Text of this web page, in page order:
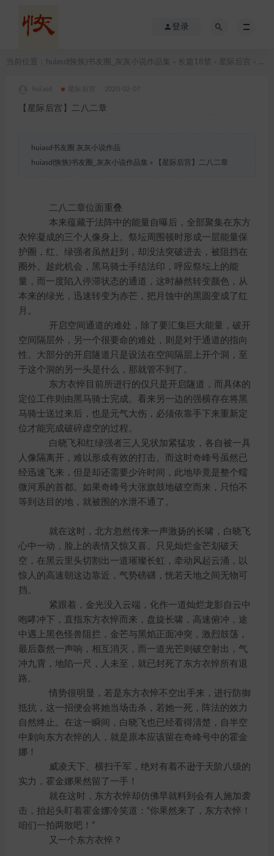
登录
当前位置： huiasd(恢恢)书友圈_灰灰小说作品集 长篇18禁 星际后宫
2020-02-07
【星际后宫】二八二章
huiasd书友圈 灰灰小说作品
huiasd(恢恢)书友圈_灰灰小说作品集 » 【星际后宫】二八二章
二八二章位面重叠
本来蕴藏于法阵中的能量自曝后，全部聚集在东方
衣悴凝成的三个人像身上。祭坛周围顿时形成一层能量保
护圈，红、绿强者虽然赶到，却没法突破进去，被阻挡在
圈外。趁此机会，黑马骑士手结法印，呼应祭坛上的能
量，而一度陷入停滞状态的通道，这时赫然转变颜色，从
本来的绿光，迅速转变为赤芒，把月蚀中的黑圆变成了红
月。
开启空间通道的难处，除了要汇集巨大能量，破开
空间隔层外，另一个很要命的难处，则是对于通道的指向
性。大部分的开启隧道只是设法在空间隔层上开个洞，至
于这个洞的另一头是什么，那就管不到了。
东方衣悴目前所进行的仅只是开启隧道，而具体的
定位工作则由黑马骑士完成。看来另一边的强横存在将黑
马骑士送过来后，也是元气大伤，必须依靠手下来重新定
位才能完成破碎虚空的过程。
白晓飞和红绿强者三人见状加紧猛攻，各自被一具
人像隔离开，难以形成有效的打击。而这时奇峰号虽然已
经迅速飞来，但是却还需要少许时间，此地毕竟是整个蠕
微河系的首都。如果奇峰号大张旗鼓地破空而来，只怕不
等到达目的地，就被围的水泄不通了。
就在这时，北方忽然传来一声激扬的长啸，白晓飞
心中一动，脸上的表情又惊又喜。只见灿烂金芒划破天
空，在黑云里头切割出一道璀璨长虹，牵动风起云涌，以
惊人的高速朝这边靠近，气势磅礴，恍若天地之间无物可
挡。
紧跟着，金光没入云端，化作一道灿烂龙影自云中
咆哮冲下，直指东方衣悴而来，盘旋长啸，高速俯冲，途
中遇上黑色怪兽阻拦，金芒与黑焰正面冲突，激烈鼓荡，
最后轰然一声响，相互消灭，而一道光芒则破空射出，气
冲九霄，地陷一尺，人未至，就已封死了东方衣悴所有退
路。
情势很明显，若是东方衣悴不空出手来，进行防御
抵抗，这一招便会将她当场击杀，若她一死，阵法的效力
自然终止。在这一瞬间，白晓飞也已经看得清楚，自半空
中刺向东方衣悴的人，就是原本应该留在奇峰号中的霍金
娜！
威凌天下、横扫千军，绝对有着不逊于天阶八级的
实力，霍金娜果然留了一手！
就在这时，东方衣悴却仿佛早就料到会有人施加袭
击，抬起头盯着霍金娜冷笑道：“你果然来了，东方衣悴！
咱们一拍两散吧！”
又一个东方衣悴？